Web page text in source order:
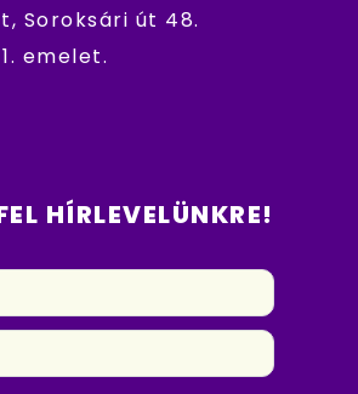
Soroksári út 48.
emelet.
HÍRLEVELÜNKRE!